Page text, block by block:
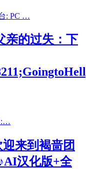
: PC …
亲的过失：下
:…
来到褐啬团
汉化版+全